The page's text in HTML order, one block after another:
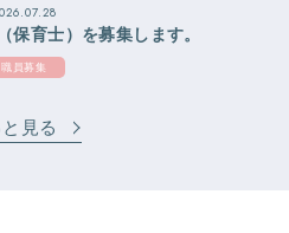
保育士）を募集します。
職員募集
と見る